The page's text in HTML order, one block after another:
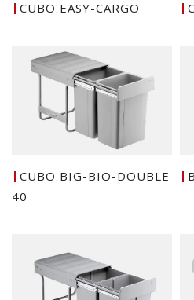
CUBO EASY-CARGO
CUBO BIG-BIO-DOUBLE
40